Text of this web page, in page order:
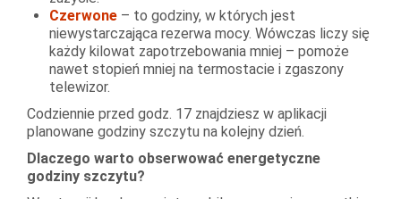
Czerwone – to godziny, w których jest
niewystarczająca rezerwa mocy. Wówczas liczy się
każdy kilowat zapotrzebowania mniej – pomoże
nawet stopień mniej na termostacie i zgaszony
telewizor.
Codziennie przed godz. 17 znajdziesz w aplikacji
planowane godziny szczytu na kolejny dzień.
Dlaczego warto obserwować energetyczne
godziny szczytu?